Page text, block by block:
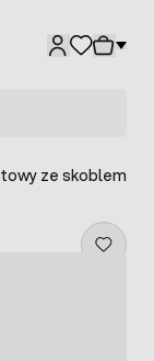
ze skoblem